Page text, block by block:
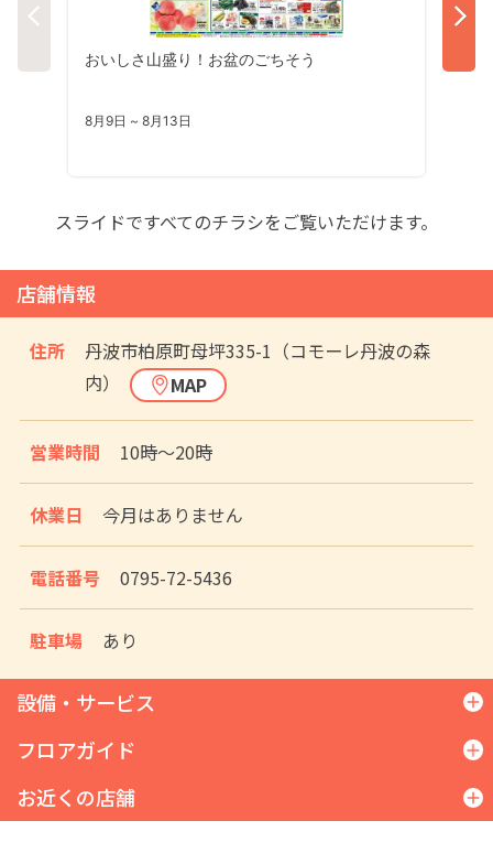
スライドですべてのチラシをご覧いただけます。
店舗情報
住所
丹波市柏原町母坪335-1（コモーレ丹波の森
内）
MAP
営業時間 10時〜20時
休業日 今月はありません
電話番号 0795-72-5436
駐車場 あり
設備・サービス
フロアガイド
1F
野菜／果物／鮮魚／精肉／そうざい／乳製品
お近くの店舗